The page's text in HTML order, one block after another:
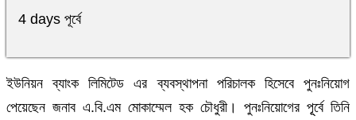
4 days পূর্বে
ইউনিয়ন ব্যাংক লিমিটেড এর ব্যবস্থাপনা পরিচালক হিসেবে পুনঃনিয়োগ
পেয়েছেন জনাব এ.বি.এম মোকাম্মেল হক চৌধুরী। পুনঃনিয়োগের পূূর্বে তিনি